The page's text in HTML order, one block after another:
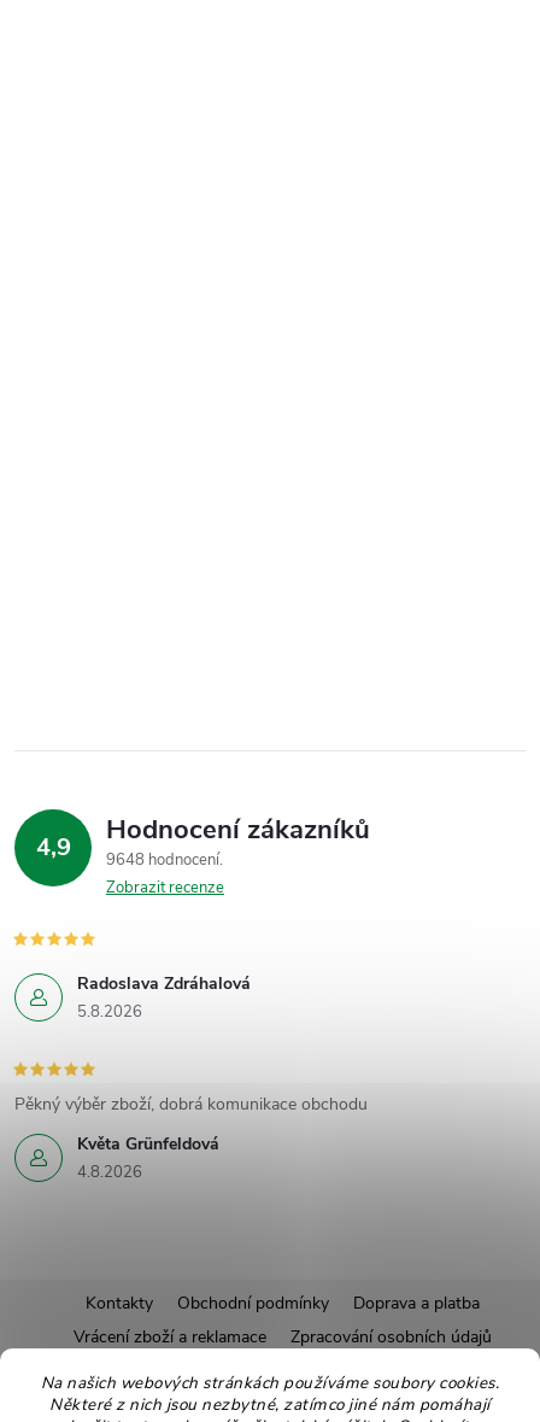
Na našich webových stránkách používáme soubory cookies.
Některé z nich jsou nezbytné, zatímco jiné nám pomáhají
4,9 Hodnocení zákazníků
9648 hodnocení
Zobrazit recenze
Radoslava Zdráhalová
5.8.2026
Květa Grünfeldová
4.8.2026
Pěkný výběr zboží, dobrá komunikace obchodu
á
Kontakty Obchodní podmínky
Doprava a platba
Vrácení zboží a reklamace
Zpracování osobních údajů
Pravidla soutěží
Affiliate program
Recepty
Pro nové dodavatele
Ekologické balení Moje objednávka